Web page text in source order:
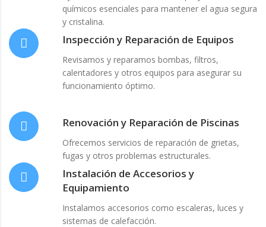
químicos esenciales para mantener el agua segura
y cristalina.
Inspección y Reparación de Equipos
Revisamos y reparamos bombas, filtros,
calentadores y otros equipos para asegurar su
funcionamiento óptimo.
Renovación y Reparación de Piscinas
Ofrecemos servicios de reparación de grietas,
fugas y otros problemas estructurales.
Instalación de Accesorios y
Equipamiento
Instalamos accesorios como escaleras, luces y
sistemas de calefacción.